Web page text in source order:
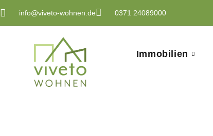
info@viveto-wohnen.de 0371 24089000
Immobilien